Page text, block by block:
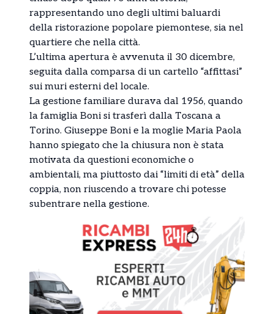
rappresentando uno degli ultimi baluardi
della ristorazione popolare piemontese, sia nel
quartiere che nella città.
L’ultima apertura è avvenuta il 30 dicembre,
seguita dalla comparsa di un cartello “affittasi”
sui muri esterni del locale.
La gestione familiare durava dal 1956, quando
la famiglia Boni si trasferì dalla Toscana a
Torino. Giuseppe Boni e la moglie Maria Paola
hanno spiegato che la chiusura non è stata
motivata da questioni economiche o
ambientali, ma piuttosto dai “limiti di età” della
coppia, non riuscendo a trovare chi potesse
subentrare nella gestione.